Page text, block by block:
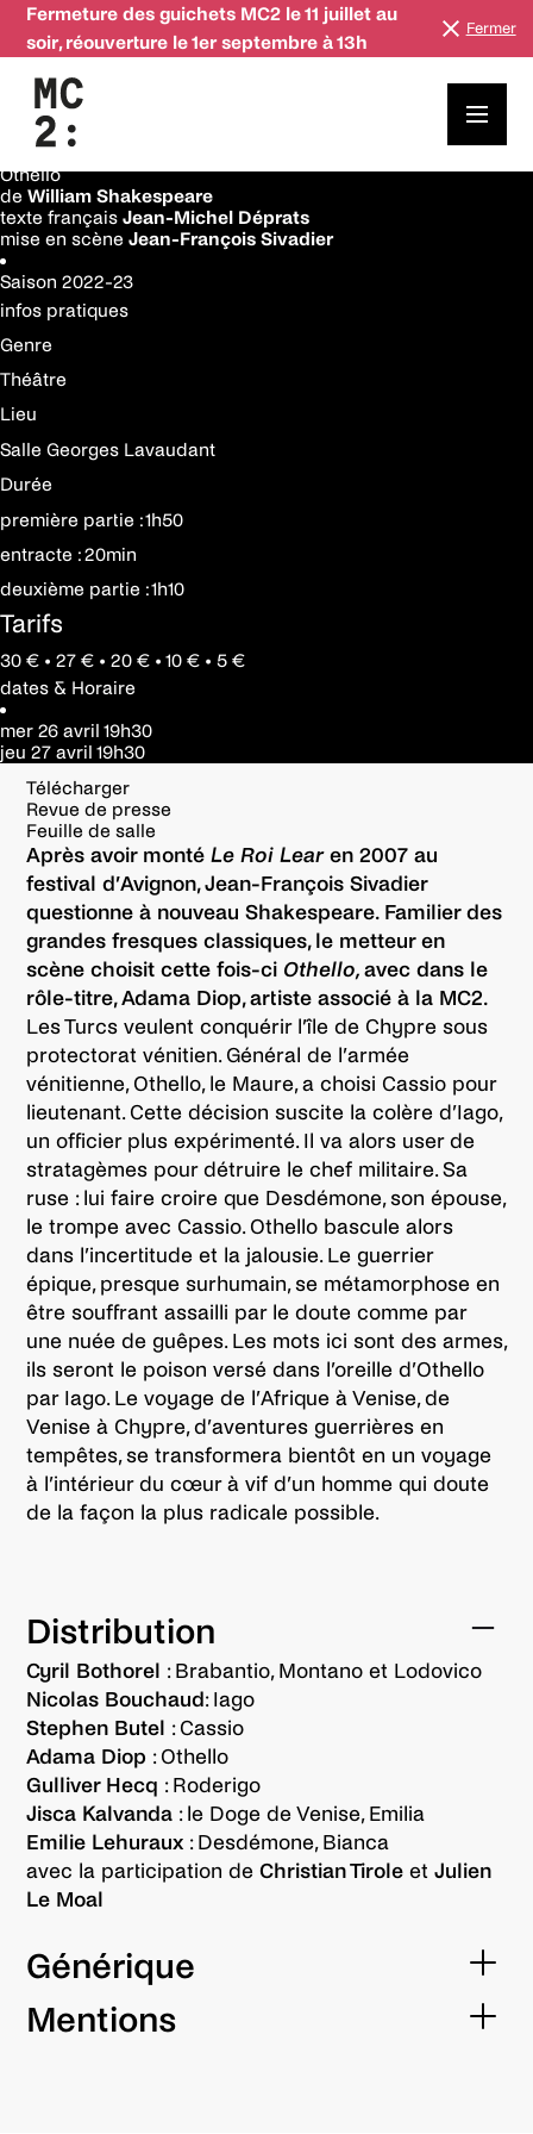
Fermeture des guichets MC2 le 11 juillet au
soir, réouverture le 1er septembre à 13h
Fermer
07 août
Saison
2022-23
Othello
de William Shakespeare
texte français Jean-Michel Déprats
mise en scène Jean-François Sivadier
Saison 2022-23
infos pratiques
Genre
Théâtre
Lieu
Salle Georges Lavaudant
Durée
première partie : 1h50
entracte : 20min
deuxième partie : 1h10
Tarifs
30 € • 27 € • 20 € • 10 € • 5 €
dates & Horaire
mer 26 avril 19h30
jeu 27 avril 19h30
Télécharger
Revue de presse
Feuille de salle
Après avoir montéLe Roi Learen 2007 au
festival d’Avignon, Jean-François Sivadier
questionne à nouveau Shakespeare. Familier des
grandes fresques classiques, le metteur en
scène choisit cette fois-ci Othello,avec dans le
rôle-titre, Adama Diop, artiste associé à la MC2.
Les Turcs veulent conquérir l’île de Chypre sous
protectorat vénitien. Général de l’armée
vénitienne, Othello, le Maure, a choisi Cassio pour
lieutenant. Cette décision suscite la colère d’Iago,
un officier plus expérimenté. Il va alors user de
stratagèmes pour détruire le chef militaire. Sa
ruse : lui faire croire que Desdémone, son épouse,
le trompe avec Cassio. Othello bascule alors
dans l’incertitude et la jalousie. Le guerrier
épique, presque surhumain, se métamorphose en
être souffrant assailli par le doute comme par
une nuée de guêpes. Les mots ici sont des armes,
ils seront le poison versé dans l’oreille d’Othello
par Iago. Le voyage de l’Afrique à Venise, de
Venise à Chypre, d’aventures guerrières en
tempêtes, se transformera bientôt en un voyage
à l’intérieur du cœur à vif d’un homme qui doute
de la façon la plus radicale possible.
Distribution
Cyril Bothorel : Brabantio, Montano et Lodovico
Nicolas Bouchaud: Iago
Stephen Butel : Cassio
Adama Diop : Othello
Gulliver Hecq : Roderigo
Jisca Kalvanda : le Doge de Venise, Emilia
Emilie Lehuraux : Desdémone, Bianca
avec la participation deChristian Tirole etJulien
Le Moal
Générique
collaboration artistique
Nicolas Bouchaud, Véronique Timsit
Mentions